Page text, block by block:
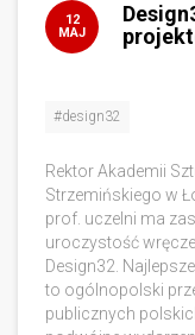
12
MAJ
#design32
Rektor Akademii
Strzemińskiego w
prof. uczelni ma
uroczystość
Design32.
to ogólnopolski
publicznych